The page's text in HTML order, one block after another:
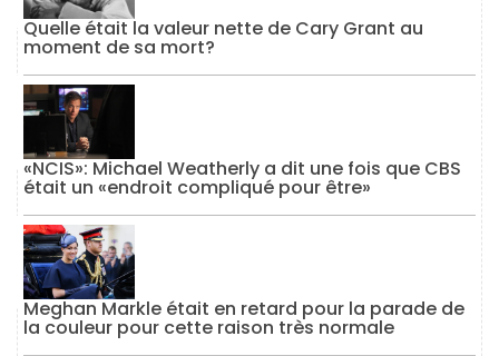
Quelle était la valeur nette de Cary Grant au
moment de sa mort?
«NCIS»: Michael Weatherly a dit une fois que CBS
était un «endroit compliqué pour être»
Meghan Markle était en retard pour la parade de
la couleur pour cette raison très normale